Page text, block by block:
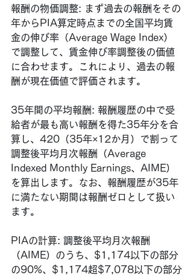
報酬の物価調整: まず過去の報酬をその
年からPIA算定時点までの全国平均賃
金の伸び率（Average Wage Index）
で調整して、賃金伸び率調整後の価値
に合わせます。これにより、過去の報
酬が現在価値で評価されます。
35年間の平均報酬: 報酬履歴の中で受
給者が最も高い報酬を得た35年分を合
算し、420（35年×12か月）で割って
調整後平均月次報酬（Average
Indexed Monthly Earnings、AIME）
を算出します。なお、報酬履歴が35年
に満たない期間は報酬ゼロとして扱い
ます。
PIAの計算: 調整後平均月次報酬
（AIME）のうち、$1,174以下の部分
の90%、$1,174超$7,078以下の部分